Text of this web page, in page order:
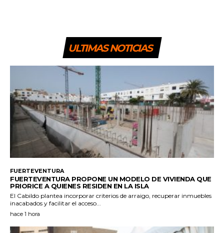
ULTIMAS NOTICIAS
FUERTEVENTURA
FUERTEVENTURA PROPONE UN MODELO DE VIVIENDA QUE
PRIORICE A QUIENES RESIDEN EN LA ISLA
El Cabildo plantea incorporar criterios de arraigo, recuperar inmuebles
inacabados y facilitar el acceso...
hace 1 hora